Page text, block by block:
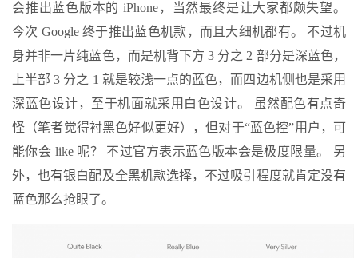
会推出蓝色版本的 iPhone，当然最终是让大家都颇失望。
今次 Google 终于推出蓝色机款，而且大细机都有。 不过机
身并非一片纯蓝色，而是机背下方 3 分之 2 部分是深蓝色，
上半部 3 分之 1 就是较浅一点的蓝色，而四边机侧也是采用
深蓝色设计，至于机面就采用白色设计。 虽然配色有点奇
怪（笔者觉得衬黑色好似更好），但对于“蓝色控”用户，可
能你会 like 呢？ 不过官方表示蓝色版本会是极度限量。 另
外，也有银白配及全黑机款选择，不过吸引程度就肯定没有
蓝色那么抢眼了。